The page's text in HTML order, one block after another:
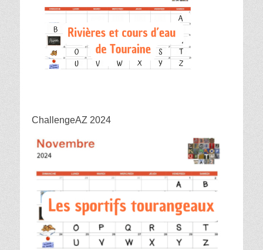
ChallengeAZ 2024